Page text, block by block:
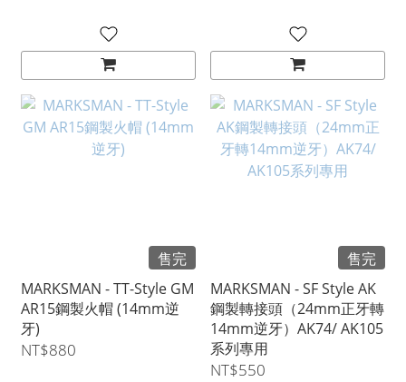
售完
MARKSMAN - TT-Style GM
AR15鋼製火帽 (14mm逆
牙)
NT$880
售完
MARKSMAN - SF Style AK
鋼製轉接頭（24mm正牙轉
14mm逆牙）AK74/ AK105
系列專用
NT$550